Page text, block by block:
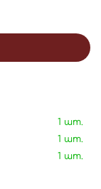
1 шт.
1 шт.
1 шт.